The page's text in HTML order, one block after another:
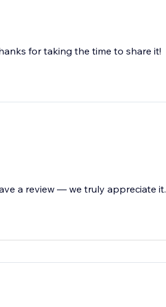
for taking the time to share it!
a review — we truly appreciate it.